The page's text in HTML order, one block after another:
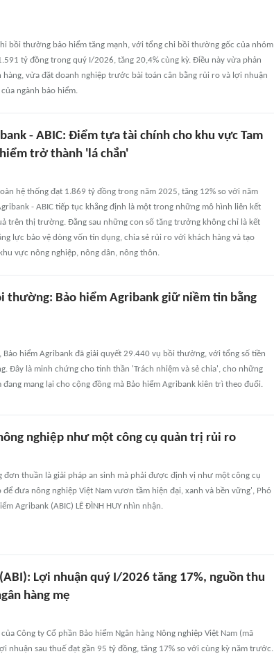
bồi thường bảo hiểm tăng mạnh, với tổng chi bồi thường gốc của nhóm
tỷ đồng trong quý I/2026, tăng 20,4% cùng kỳ. Điều này vừa phản
hàng, vừa đặt doanh nghiệp trước bài toán cân bằng rủi ro và lợi nhuận
ngành bảo hiểm.
- ABIC: Điểm tựa tài chính cho khu vực Tam
trở thành 'lá chắn'
hệ thống đạt 1.869 tỷ đồng trong năm 2025, tăng 12% so với năm
- ABIC tiếp tục khẳng định là một trong những mô hình liên kết
trên thị trường. Đằng sau những con số tăng trưởng không chỉ là kết
lực bảo vệ dòng vốn tín dụng, chia sẻ rủi ro với khách hàng và tạo
vực nông nghiệp, nông dân, nông thôn.
thường: Bảo hiểm Agribank giữ niềm tin bằng
Bảo hiểm Agribank đã giải quyết 29.440 vụ bồi thường, với tổng số tiền
Đây là minh chứng cho tinh thần 'Trách nhiệm và sẻ chia', cho những
mang lại cho cộng đồng mà Bảo hiểm Agribank kiên trì theo đuổi.
nghiệp như một công cụ quản trị rủi ro
đơn thuần là giải pháp an sinh mà phải được định vị như một công cụ
đưa nông nghiệp Việt Nam vươn tầm hiện đại, xanh và bền vững', Phó
Agribank (ABIC) LÊ ĐÌNH HUY nhìn nhận.
Lợi nhuận quý I/2026 tăng 17%, nguồn thu
hàng mẹ
Công ty Cổ phần Bảo hiểm Ngân hàng Nông nghiệp Việt Nam (mã
nhuận sau thuế đạt gần 95 tỷ đồng, tăng 17% so với cùng kỳ năm trước.